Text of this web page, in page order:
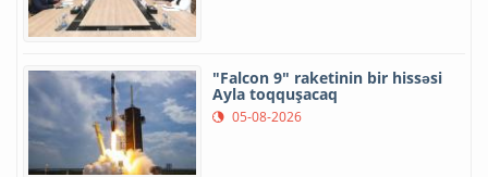
"Falcon 9" raketinin bir hissəsi
Ayla toqquşacaq
05-08-2026